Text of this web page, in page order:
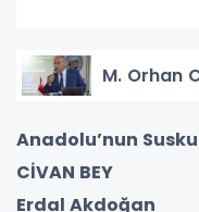
M. Orhan
Anadolu’nun
CİVAN BEY
Erdal Akdoğan